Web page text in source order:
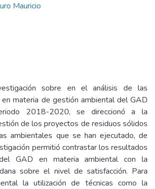
Mauricio
sobre en el análisis de las
materia de gestión ambiental del GAD
2018-2020, se direccionó a la
de los proyectos de residuos sólidos
ambientales que se han ejecutado, de
permitió contrastar los resultados
GAD en materia ambiental con la
sobre el nivel de satisfacción. Para
la utilización de técnicas como la